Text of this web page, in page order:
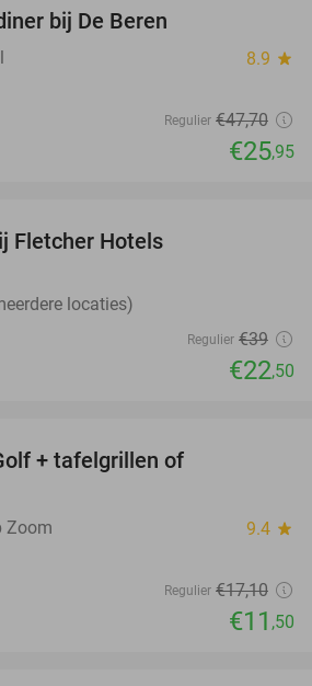
bij De Beren
8.9 star
Regulier €47,70
€25,95
Fletcher Hotels
locaties)
Regulier €39
€22,50
+ tafelgrillen of
Zoom 9.4 star
Regulier €17,10
€11 ,50